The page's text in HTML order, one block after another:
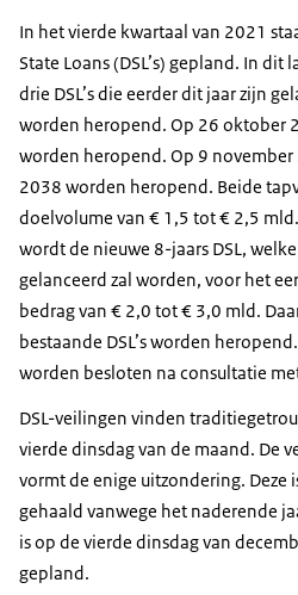
In het vierde kwartaal van 2021
State Loans (DSL’s) gepland. In dit
drie DSL’s die eerder dit jaar zijn
worden heropend. Op 26 oktober
worden heropend. Op 9 november
2038 worden heropend. Beide
doelvolume van € 1,5 tot € 2,5
wordt de nieuwe 8-jaars DSL,
gelanceerd zal worden, voor het
bedrag van € 2,0 tot € 3,0 mld.
bestaande DSL’s worden
worden besloten na consultatie
DSL-veilingen vinden
vierde dinsdag van de maand. De
vormt de enige uitzondering. Deze
gehaald vanwege het naderende
is op de vierde dinsdag van
gepland.